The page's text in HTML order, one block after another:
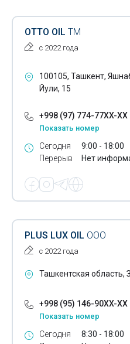
Клипсы для гофротруб
Кожевенное сырье
Колпачки алюминиевые
Контейнеры
Косметическая
ЛДСП
ЛМДФ
Магнитные валы
Материалы для
Медная фольга
OTTO OIL ТМ
с 2022 года
100105, Ташкент,
Йули, 15
+998 (97) 774-77XX-XX
Показать номер
Сегодня
Перерыв
9:00 - 18:00
Нет
PLUS LUX OIL ООО
с 2022 года
Ташкентская область,
+998 (95) 146-90XX-XX
Показать номер
Сегодня
8:30 - 18:00